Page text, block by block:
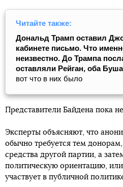
Читайте также:
Дональд Трамп оставил
кабинете письмо. Что
неизвестно. До Трампа
оставляли Рейган, оба
вот что в них было
Представители Байдена пока
Эксперты объясняют, что
обычно требуется тем
средства другой партии, а
политическую ориентацию,
участвует в публичной